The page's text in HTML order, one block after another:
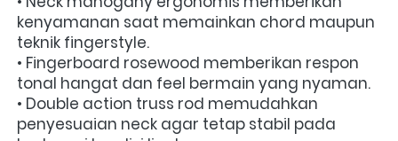
kenyamanan saat memainkan chord maupun
teknik fingerstyle.
• Fingerboard rosewood memberikan respon
tonal hangat dan feel bermain yang nyaman.
• Double action truss rod memudahkan
penyesuaian neck agar tetap stabil pada